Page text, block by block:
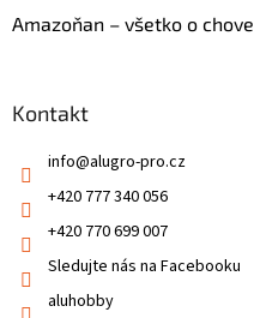
Amazoňan – všetko o chove
Kontakt
info@alugro-pro.cz
+420 777 340 056
+420 770 699 007
Sledujte nás na Facebooku
aluhobby